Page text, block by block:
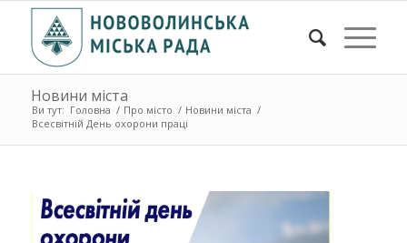
Новини міста
Ви тут: Головна / Про місто / Новини міста /
Всесвітній День охорони праці